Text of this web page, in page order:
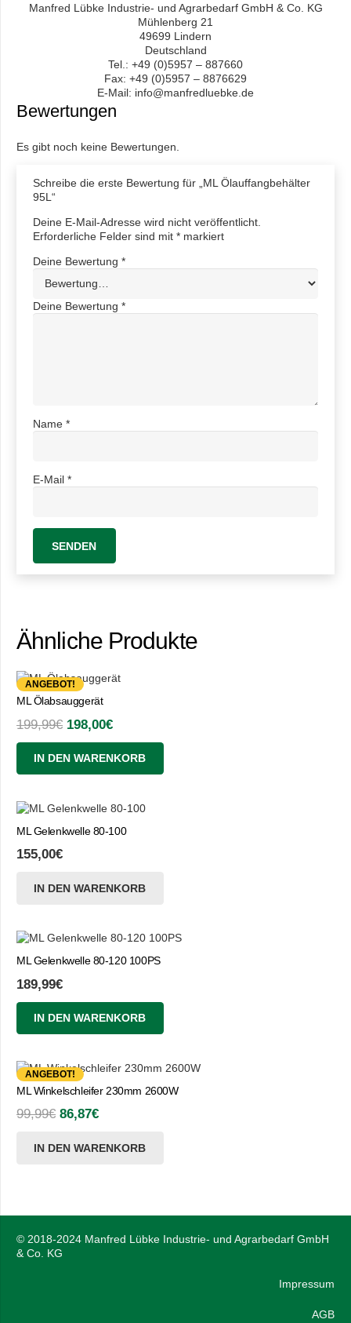
Manfred Lübke Industrie- und Agrarbedarf GmbH & Co. KG
Mühlenberg 21
49699 Lindern
Deutschland
Tel.: +49 (0)5957 – 887660
Fax: +49 (0)5957 – 8876629
E-Mail: info@manfredluebke.de
Bewertungen
Es gibt noch keine Bewertungen.
Schreibe die erste Bewertung für „ML Ölauffangbehälter
95L“
Deine E-Mail-Adresse wird nicht veröffentlicht.
Erforderliche Felder sind mit * markiert
Deine Bewertung *
Deine Bewertung *
Name *
E-Mail *
Ähnliche Produkte
ANGEBOT!
ML Ölabsauggerät
199,99€ Ursprünglicher
Preis
war:
199,99€
198,00€Aktueller
Preis
ist:
198,00€.
IN DEN WARENKORB
ML Gelenkwelle 80-100
155,00€
IN DEN WARENKORB
ML Gelenkwelle 80-120 100PS
189,99€
IN DEN WARENKORB
ANGEBOT!
ML Winkelschleifer 230mm 2600W
99,99€ Ursprünglicher
war:
86,87€Aktueller
ist:
IN DEN WARENKORB
© 2018-2024 Manfred Lübke Industrie- und Agrarbedarf GmbH
& Co. KG
Impressum
AGB